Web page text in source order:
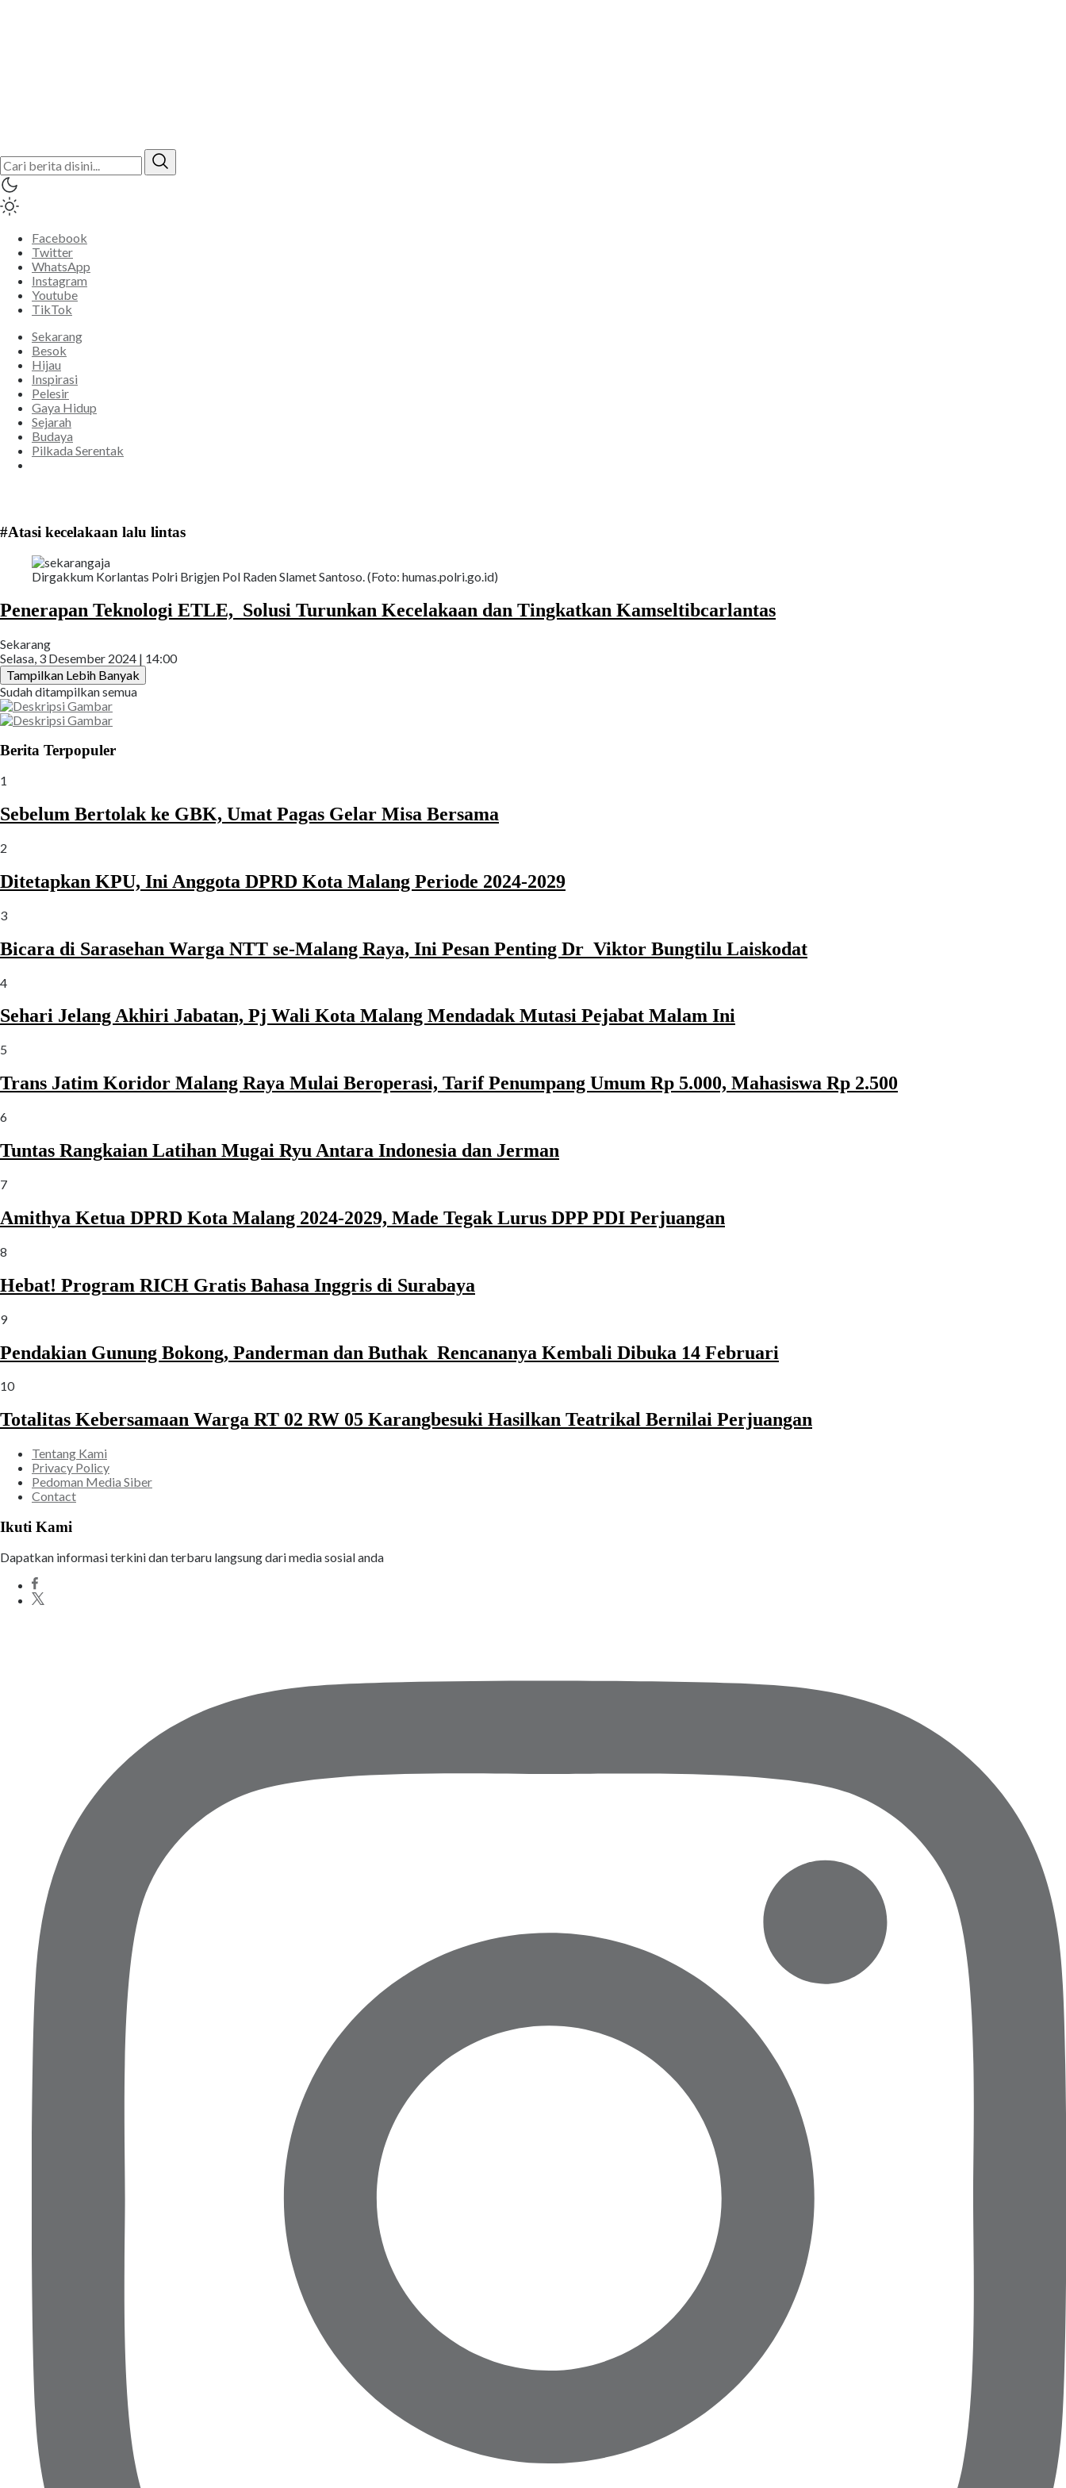
Facebook
Twitter
WhatsApp
Instagram
Youtube
TikTok
Sekarang
Besok
Hijau
Inspirasi
Pelesir
Gaya Hidup
Sejarah
Budaya
Pilkada Serentak
#Atasi kecelakaan lalu lintas
Dirgakkum Korlantas Polri Brigjen Pol Raden Slamet Santoso. (Foto: humas.polri.go.id)
Penerapan Teknologi ETLE, Solusi Turunkan Kecelakaan dan Tingkatkan Kamseltibcarlantas
Sekarang
Selasa, 3 Desember 2024 | 14:00
Tampilkan Lebih Banyak
Sudah ditampilkan semua
Berita Terpopuler
1
Sebelum Bertolak ke GBK, Umat Pagas Gelar Misa Bersama
2
Ditetapkan KPU, Ini Anggota DPRD Kota Malang Periode 2024-2029
3
Bicara di Sarasehan Warga NTT se-Malang Raya, Ini Pesan Penting Dr Viktor Bungtilu Laiskodat
4
Sehari Jelang Akhiri Jabatan, Pj Wali Kota Malang Mendadak Mutasi Pejabat Malam Ini
5
Trans Jatim Koridor Malang Raya Mulai Beroperasi, Tarif Penumpang Umum Rp 5.000, Mahasiswa Rp 2.500
6
Tuntas Rangkaian Latihan Mugai Ryu Antara Indonesia dan Jerman
7
Amithya Ketua DPRD Kota Malang 2024-2029, Made Tegak Lurus DPP PDI Perjuangan
8
Hebat! Program RICH Gratis Bahasa Inggris di Surabaya
9
Pendakian Gunung Bokong, Panderman dan Buthak Rencananya Kembali Dibuka 14 Februari
10
Totalitas Kebersamaan Warga RT 02 RW 05 Karangbesuki Hasilkan Teatrikal Bernilai Perjuangan
Tentang Kami
Privacy Policy
Pedoman Media Siber
Contact
Ikuti Kami
Dapatkan informasi terkini dan terbaru langsung dari media sosial anda